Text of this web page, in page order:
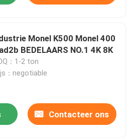
Monel K500 Monel 400
BEDELAARS NO.1 4K 8K
：1-2 ton
：negotiable
Contacteer ons